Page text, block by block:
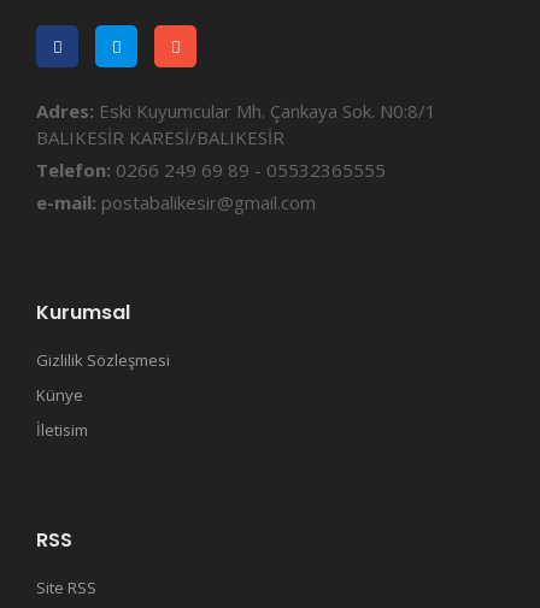
Adres: Eski Kuyumcular Mh. Çankaya Sok. N0:8/1
BALIKESİR KARESİ/BALIKESİR
Telefon: 0266 249 69 89 - 05532365555
e-mail: postabalikesir@gmail.com
Kurumsal
Gizlilik Sözleşmesi
Künye
İletisim
RSS
Site RSS